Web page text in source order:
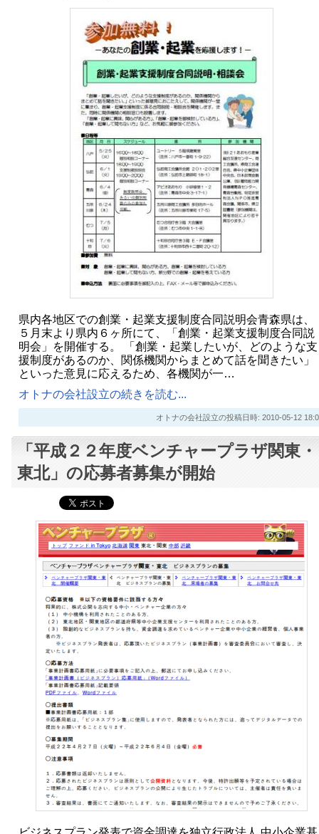
県内各地区での創業・起業支援制度合同説明会青森県は、
５月末より県内６ヶ所にて、「創業・起業支援制度合同説
明会」を開催する。 「創業・起業したいが、どのような支
援制度があるのか、関係機関からまとめて話を聞きたい」
といった意見に応えるため、各機関が一…
オトナの会社設立の続きを読む...
オトナの会社設立の投稿日時: 2010-05-12
「平成２２年度ベンチャープラザ関東・
東北」の応募者募集が開始